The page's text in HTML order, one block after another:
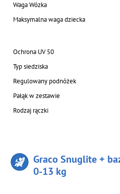
Waga Wózka
Maksymalna waga dziecka
Ochrona UV 50
Typ siedziska
Regulowany podnóżek
Pałąk w zestawie
Rodzaj rączki
Graco Snuglite +
0-13 kg